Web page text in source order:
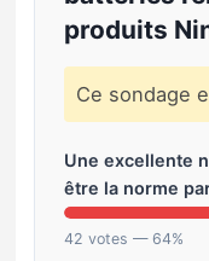
produits
Ce sondage
Une excellente
être la norme
42 votes — 64%